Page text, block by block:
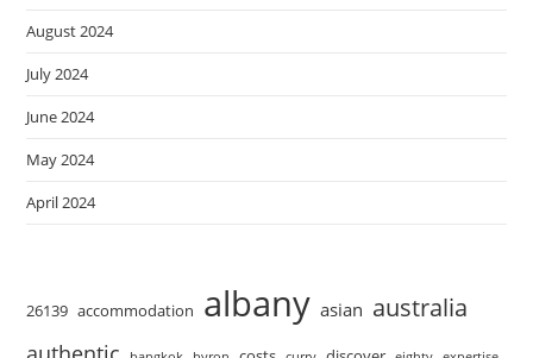
August 2024
July 2024
June 2024
May 2024
April 2024
26139 accommodation albany asian australia